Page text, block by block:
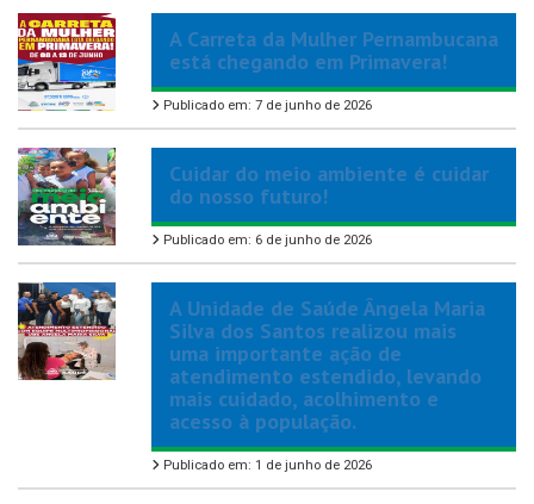
A Carreta da Mulher Pernambucana
está chegando em Primavera!
Publicado em: 7 de junho de 2026
Cuidar do meio ambiente é cuidar
do nosso futuro!
Publicado em: 6 de junho de 2026
A Unidade de Saúde Ângela Maria
Silva dos Santos realizou mais
uma importante ação de
atendimento estendido, levando
mais cuidado, acolhimento e
acesso à população.
Publicado em: 1 de junho de 2026